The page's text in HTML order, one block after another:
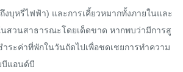
งบุหรี่ไฟฟ้า) และการเคี้ยวหมากทั้งภายในและ
สวนสาธารณะโดยเด็ดขาด หากพบว่ามีการสู
ระค่าที่พักในวันถัดไปเพื่อชดเชยการทำความ
บีแอนด์บี